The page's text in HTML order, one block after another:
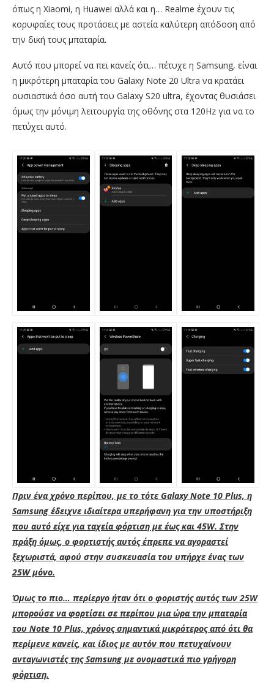
όπως η Xiaomi, η Huawei αλλά και η… Realme έχουν τις
κορυφαίες τους προτάσεις με αστεία καλύτερη απόδοση από
την δική τους μπαταρία.
Αυτό που μπορεί να πει κανείς ότι… πέτυχε η Samsung, είναι
η μικρότερη μπαταρία του Galaxy Note 20 Ultra να κρατάει
ουσιαστικά όσο αυτή του Galaxy S20 ultra, έχοντας θυσιάσει
όμως την μόνιμη λειτουργία της οθόνης στα 120Hz για να το
πετύχει αυτό.
Πριν ένα χρόνο περίπου, με το τότε Galaxy Note 10 Plus, η
Samsung έδειχνε ιδιαίτερα υπερήφανη για την υποστήριξη
που αυτό είχε για ταχεία φόρτιση με έως και 45W. Στην
πράξη όμως, ο φορτιστής αυτός έπρεπε να αγοραστεί
ξεχωριστά, αφού στην συσκευασία του υπήρχε ένας των
25W μόνο.
Όμως το πιο… περίεργο ήταν ότι ο φοριστής αυτός των 25W
μπορούσε να φορτίσει σε περίπου μια ώρα την μπαταρία
του Note 10 Plus, χρόνος σημαντικά μικρότερος από ότι θα
περίμενε κανείς, και ίδιος με αυτόν που πετυχαίνουν
ανταγωνιστές της Samsung με ονομαστικά πιο γρήγορη
φόρτιση.